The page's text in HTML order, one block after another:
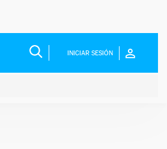
INICIAR SESIÓN